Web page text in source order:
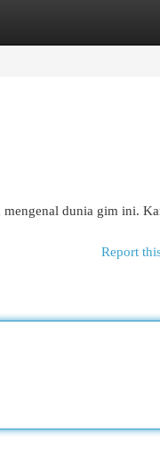
mengenal dunia gim ini.
Report